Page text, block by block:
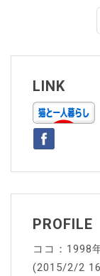
ビ
ゲ
ー
シ
ョ
ン
LINK
PROFILE
ココ：1998
(2015/2/2